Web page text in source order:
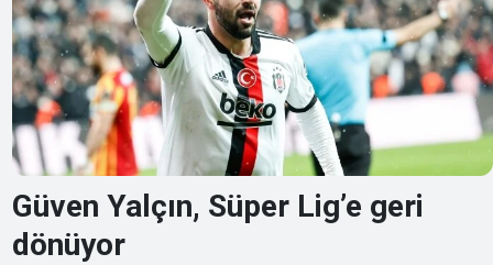
Güven Yalçın, Süper Lig’e geri
dönüyor